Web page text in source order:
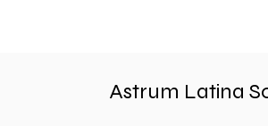
Astrum Latina